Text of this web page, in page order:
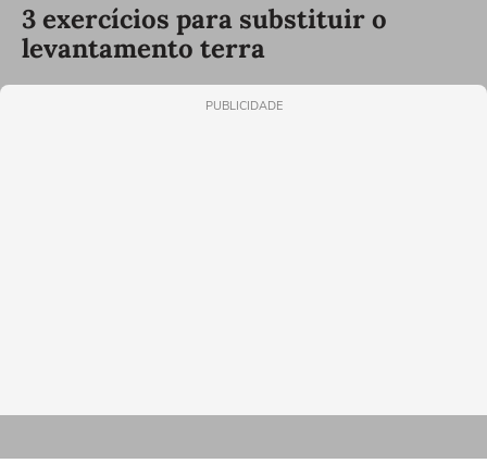
3 exercícios para substituir o
levantamento terra
PUBLICIDADE